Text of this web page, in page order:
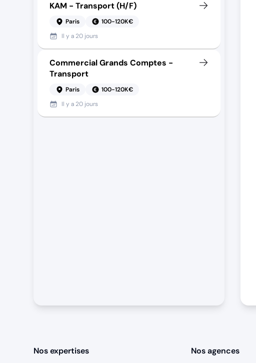
KAM - Transport (H/F)
Paris
100-120K€
Il y a 20 jours
Commercial Grands Comptes -
Transport
Paris
100-120K€
Il y a 20 jours
Nos expertises
Nos agences